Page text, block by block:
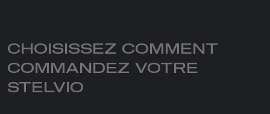
CHOISISSEZ COMMENT
COMMANDEZ VOTRE
STELVIO